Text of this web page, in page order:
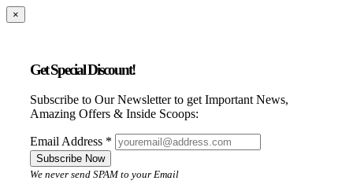
×
Get Special Discount!
Subscribe to Our Newsletter to get Important News,
Amazing Offers & Inside Scoops:
Email Address *
Subscribe Now
We never send SPAM to your Email